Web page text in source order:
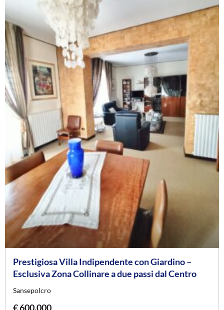
Prestigiosa Villa Indipendente con Giardino –
Esclusiva Zona Collinare a due passi dal Centro
Sansepolcro
€ 600.000